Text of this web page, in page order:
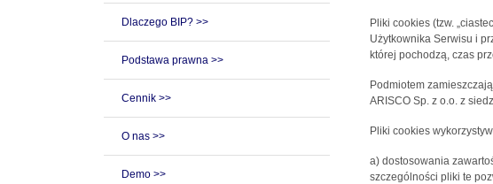
Dlaczego BIP? >>
Podstawa prawna >>
Cennik >>
O nas >>
Demo >>
Pliki cookies (tzw.
Użytkownika Serwisu i
której pochodzą, czas
Podmiotem
ARISCO Sp. z o.o. z
Pliki cookies
a) dostosowania
szczególności pliki te